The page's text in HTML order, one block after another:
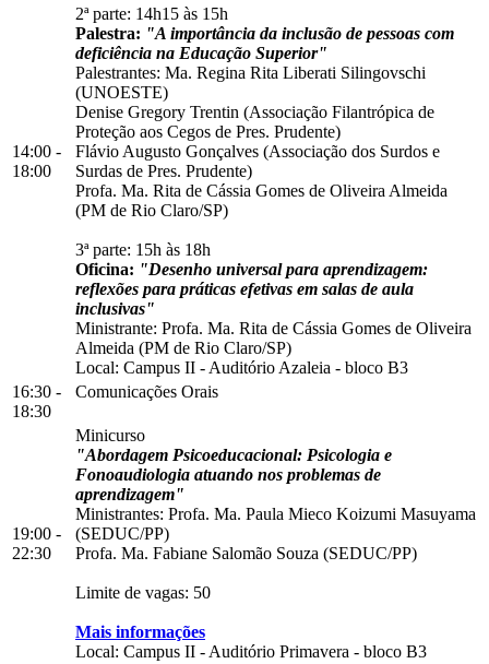
14:00 -
18:00
2ª parte: 14h15 às 15h
Palestra: "A importância da inclusão de pessoas com
deficiência na Educação Superior"
Palestrantes: Ma. Regina Rita Liberati Silingovschi
(UNOESTE)
Denise Gregory Trentin (Associação Filantrópica de
Proteção aos Cegos de Pres. Prudente)
Flávio Augusto Gonçalves (Associação dos Surdos e
Surdas de Pres. Prudente)
Profa. Ma. Rita de Cássia Gomes de Oliveira Almeida
(PM de Rio Claro/SP)
3ª parte: 15h às 18h
Oficina: "Desenho universal para aprendizagem:
reflexões para práticas efetivas em salas de aula
inclusivas"
Ministrante: Profa. Ma. Rita de Cássia Gomes de Oliveira
Almeida (PM de Rio Claro/SP)
Local: Campus II - Auditório Azaleia - bloco B3
16:30 -
18:30
Comunicações Orais
19:00 -
22:30
Minicurso
"Abordagem Psicoeducacional: Psicologia e
Fonoaudiologia atuando nos problemas de
aprendizagem"
Ministrantes: Profa. Ma. Paula Mieco Koizumi Masuyama
(SEDUC/PP)
Profa. Ma. Fabiane Salomão Souza (SEDUC/PP)
Limite de vagas: 50
Mais informações
Local: Campus II - Auditório Primavera - bloco B3